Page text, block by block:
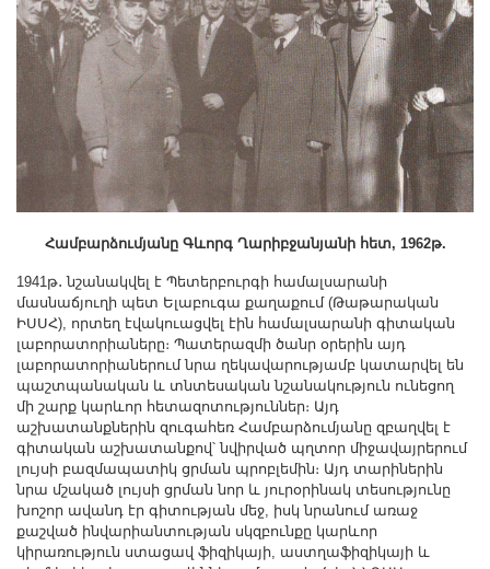
Համբարձումյանը Գևորգ Ղարիբջանյանի հետ, 1962թ.
1941թ․ նշանակվել է Պետերբուրգի համալսարանի
մասնաճյուղի պետ Ելաբուգա քաղաքում (Թաթարական
ԻՍՍՀ), որտեղ էվակուացվել էին համալսարանի գիտական
լաբորատորիաները։ Պատերազմի ծանր օրերին այդ
լաբորատորիաներում նրա ղեկավարությամբ կատարվել են
պաշտպանական և տնտեսական նշանակություն ունեցող
մի շարք կարևոր հետազոտություններ։ Այդ
աշխատանքներին զուգահեռ Համբարձումյանը զբաղվել է
գիտական աշխատանքով՝ նվիրված պղտոր միջավայրերում
լույսի բազմապատիկ ցրման պրոբլեմին։ Այդ տարիներին
նրա մշակած լույսի ցրման նոր և յուրօրինակ տեսությունը
խոշոր ավանդ էր գիտության մեջ, իսկ նրանում առաջ
քաշված ինվարիանտության սկզբունքը կարևոր
կիրառություն ստացավ ֆիզիկայի, աստղաֆիզիկայի և